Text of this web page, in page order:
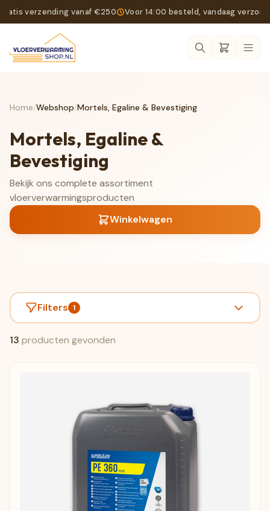
verzending vanaf €250 Voor 14:00 besteld, vandaag
Home/Webshop/Mortels, Egaline & Bevestiging
Mortels, Egaline &
Bevestiging
Bekijk ons complete assortiment
vloerverwarmingsproducten
Winkelwagen
Filters 1
13 producten gevonden